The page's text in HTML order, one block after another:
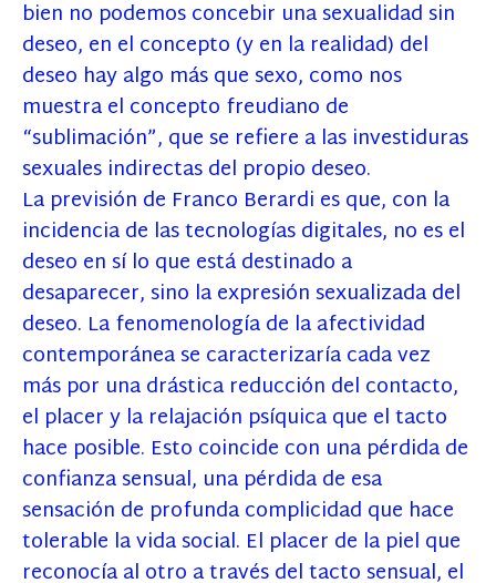
bien no podemos concebir una sexualidad sin
deseo, en el concepto (y en la realidad) del
deseo hay algo más que sexo, como nos
muestra el concepto freudiano de
“sublimación”, que se refiere a las investiduras
sexuales indirectas del propio deseo.
La previsión de Franco Berardi es que, con la
incidencia de las tecnologías digitales, no es el
deseo en sí lo que está destinado a
desaparecer, sino la expresión sexualizada del
deseo. La fenomenología de la afectividad
contemporánea se caracterizaría cada vez
más por una drástica reducción del contacto,
el placer y la relajación psíquica que el tacto
hace posible. Esto coincide con una pérdida de
confianza sensual, una pérdida de esa
sensación de profunda complicidad que hace
tolerable la vida social. El placer de la piel que
reconocía al otro a través del tacto sensual, el